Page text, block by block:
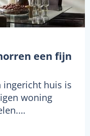
een fijn
ingericht huis is
woning